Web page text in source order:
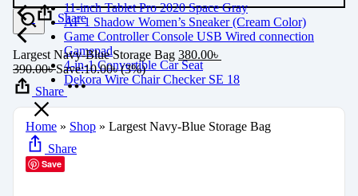
11-inch Tablet Pro 2020 Space Gray
AF 1 Shadow Women’s Sneaker (Cream Color)
Game Controller Console USB Wired connection
Gamepad
4-in-1 Convertible Car Seat
Dekora Wire Chair Checker SE 18
Share
Largest Navy-Blue Storage Bag 380.00৳
390.00৳Save:10.00৳(3%)
Share
Home » Shop » Largest Navy-Blue Storage Bag
Share
Save